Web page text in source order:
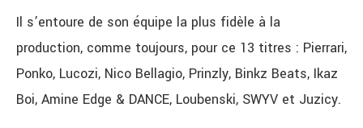
Il s’entoure de son équipe la plus fidèle à la
production, comme toujours, pour ce 13 titres : Pierrari,
Ponko, Lucozi, Nico Bellagio, Prinzly, Binkz Beats, Ikaz
Boi, Amine Edge & DANCE, Loubenski, SWYV et Juzicy.